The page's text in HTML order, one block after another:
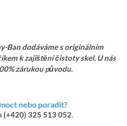
Ban dodáváme s originálním
k zajištění čistoty skel. U nás
zárukou původu.
nebo poradit?
(+420) 325 513 052.